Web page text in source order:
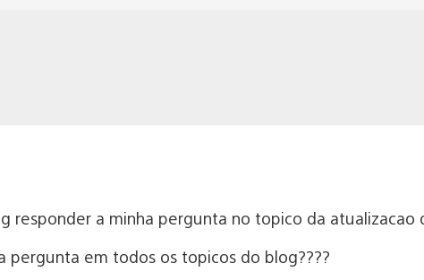
responder a minha pergunta no topico da atualizacao
pergunta em todos os topicos do blog????